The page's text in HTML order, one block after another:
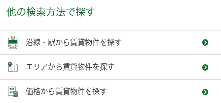
他の検索方法で探す
沿線・駅から賃貸物件を探す
エリアから賃貸物件を探す
価格から賃貸物件を探す